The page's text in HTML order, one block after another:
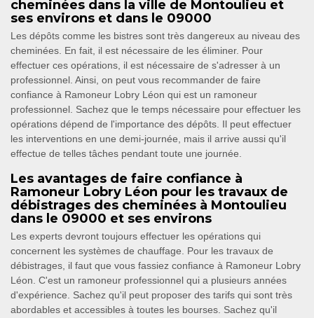
cheminées dans la ville de Montoulieu et
ses environs et dans le 09000
Les dépôts comme les bistres sont très dangereux au niveau des
cheminées. En fait, il est nécessaire de les éliminer. Pour
effectuer ces opérations, il est nécessaire de s'adresser à un
professionnel. Ainsi, on peut vous recommander de faire
confiance à Ramoneur Lobry Léon qui est un ramoneur
professionnel. Sachez que le temps nécessaire pour effectuer les
opérations dépend de l'importance des dépôts. Il peut effectuer
les interventions en une demi-journée, mais il arrive aussi qu'il
effectue de telles tâches pendant toute une journée.
Les avantages de faire confiance à
Ramoneur Lobry Léon pour les travaux de
débistrages des cheminées à Montoulieu
dans le 09000 et ses environs
Les experts devront toujours effectuer les opérations qui
concernent les systèmes de chauffage. Pour les travaux de
débistrages, il faut que vous fassiez confiance à Ramoneur Lobry
Léon. C'est un ramoneur professionnel qui a plusieurs années
d'expérience. Sachez qu'il peut proposer des tarifs qui sont très
abordables et accessibles à toutes les bourses. Sachez qu'il